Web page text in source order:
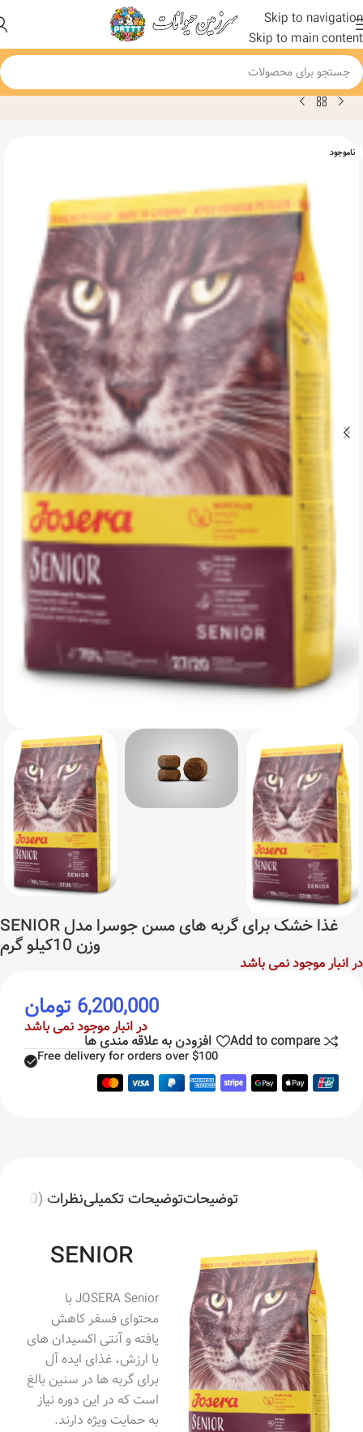
Skip to navigation
Skip to main content
خانه محصول غذا خشک برای گربه های مسن جوسرا مدل SENIOR وزن 10کیلو گرم
ناموجود
غذا خشک برای گربه های مسن جوسرا مدل SENIOR
وزن 10کیلو گرم
در انبار موجود نمی باشد
6,200,000 تومان
در انبار موجود نمی باشد
Add to compare افزودن به علاقه مندی ها
Free delivery for orders over $100
توضیحاتتوضیحات تکمیلینظرات (0)
SENIOR
JOSERA Senior با
محتوای فسفر کاهش
یافته و آنتی اکسیدان های
با ارزش، غذای ایده آل
برای گربه ها در سنین بالغ
است که در این دوره نیاز
به حمایت ویژه دارند.